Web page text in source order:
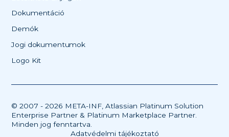
Dokumentáció
Demók
Jogi dokumentumok
Logo Kit
© 2007 - 2026 META-INF, Atlassian Platinum Solution
Enterprise Partner & Platinum Marketplace Partner.
Minden jog fenntartva.
Adatvédelmi tájékoztató